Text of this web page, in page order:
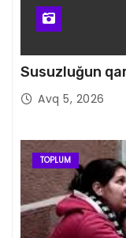
Susuzluğun
Avq 5, 2026
TOPLUM